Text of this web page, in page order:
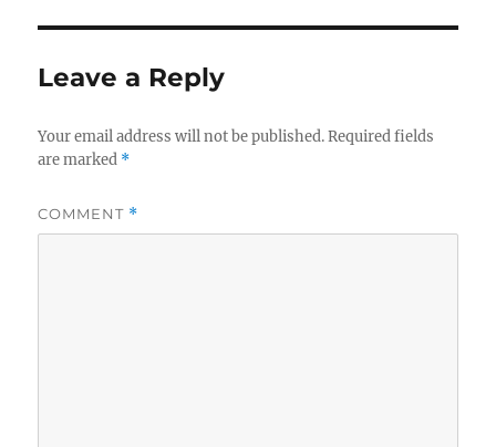
o
e
Leave a Reply
Your email address will not be published. Required fields
are marked *
COMMENT *